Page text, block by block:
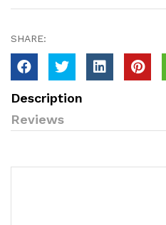
SHARE:
Description
Reviews